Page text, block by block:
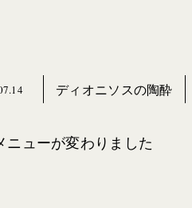
ディオニソスの陶酔
ニューが変わりました